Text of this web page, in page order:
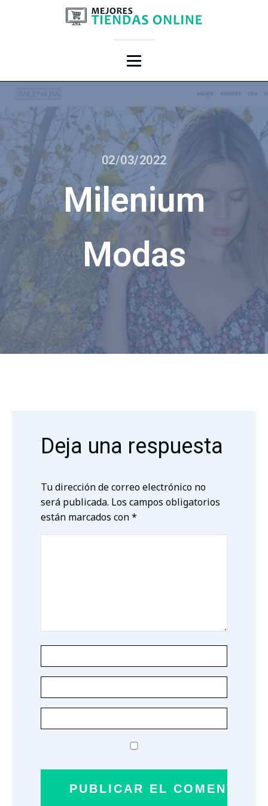
02/03/2022
Milenium
Modas
Deja una respuesta
Tu dirección de correo electrónico no
será publicada. Los campos obligatorios
están marcados con*